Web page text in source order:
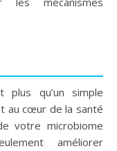
qu’un simple
au cœur de la santé
votre microbiome
améliorer